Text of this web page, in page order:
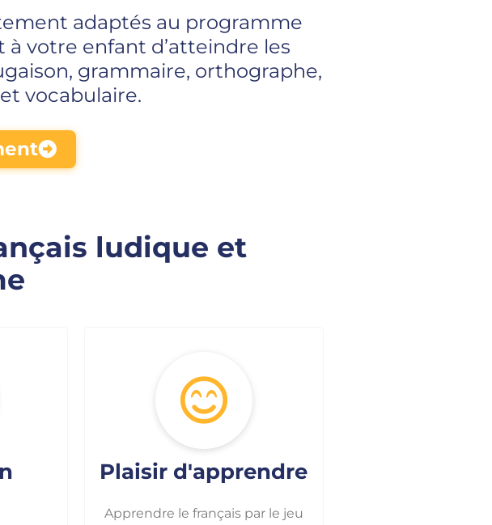
adaptés au programme
votre enfant d’atteindre les
grammaire, orthographe,
vocabulaire.
ludique et
Plaisir d'apprendre
Apprendre le français par le jeu